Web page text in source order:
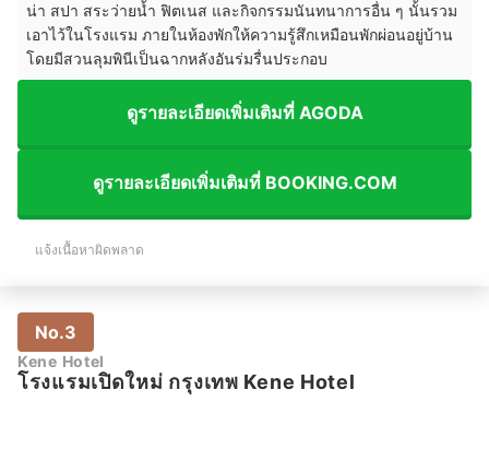
น่า สปา สระว่ายน้ำ ฟิตเนส และกิจกรรมนันทนาการอื่น ๆ นั้นรวม
เอาไว้ในโรงแรม ภายในห้องพักให้ความรู้สึกเหมือนพักผ่อนอยู่บ้าน
โดยมีสวนลุมพินีเป็นฉากหลังอันร่มรื่นประกอบ
ดูรายละเอียดเพิ่มเติมที่ AGODA
ดูรายละเอียดเพิ่มเติมที่ BOOKING.COM
แจ้งเนื้อหาผิดพลาด
No.3
Kene Hotel
โรงแรมเปิดใหม่ กรุงเทพ Kene Hotel